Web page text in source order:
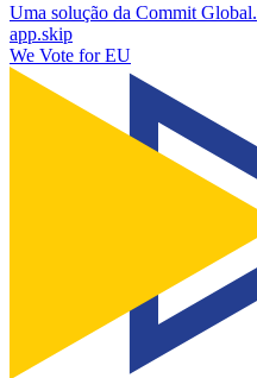
Uma solução da Commit Global.
app.skip
We Vote for EU